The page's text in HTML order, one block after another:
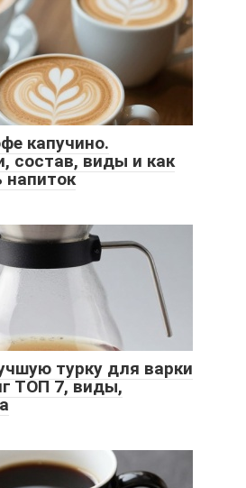
капучино.
состав, виды и как
напиток
турку для варки
ТОП 7, виды,